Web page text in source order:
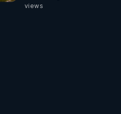
views